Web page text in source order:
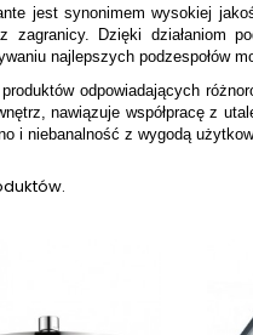
jest synonimem wysokiej
zagranicy. Dzięki działaniom
najlepszych podzespołów
produktów odpowiadających
nawiązuje współpracę z
i niebanalność z wygodą